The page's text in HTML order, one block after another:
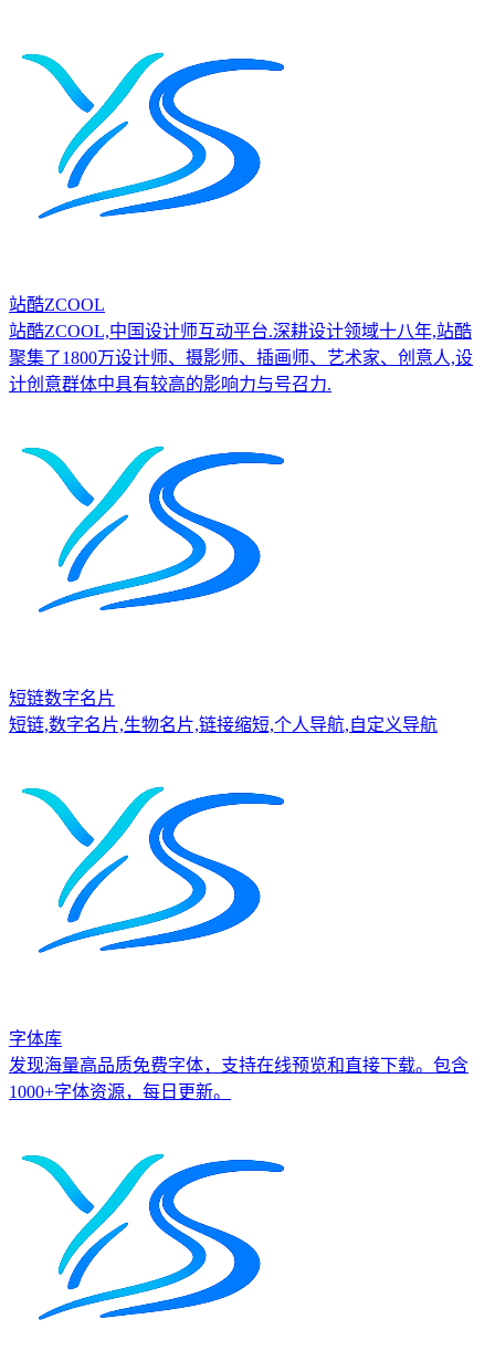
站酷ZCOOL
站酷ZCOOL,中国设计师互动平台.深耕设计领域十八年,站酷
聚集了1800万设计师、摄影师、插画师、艺术家、创意人,设
计创意群体中具有较高的影响力与号召力.
短链数字名片
短链,数字名片,生物名片,链接缩短,个人导航,自定义导航
字体库
发现海量高品质免费字体，支持在线预览和直接下载。包含
1000+字体资源，每日更新。